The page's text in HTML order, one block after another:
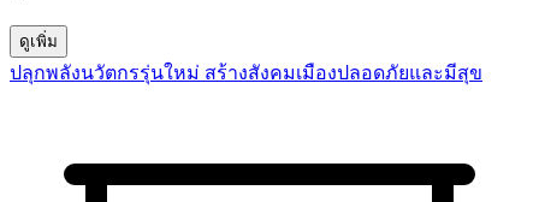
ดูเพิ่ม
ปลุกพลังนวัตกรรุ่นใหม่ สร้างสังคมเมืองปลอดภัยและมีสุข